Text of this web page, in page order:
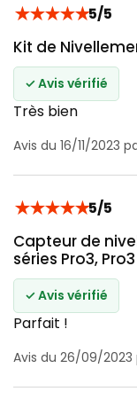
★★★★★5/5
Kit de
✓ Avis vérifié
Très bien
Avis du 16/11/2023
★★★★★5/5
Capteur de
séries Pro3, Pro3
✓ Avis vérifié
Parfait !
Avis du 26/09/2023